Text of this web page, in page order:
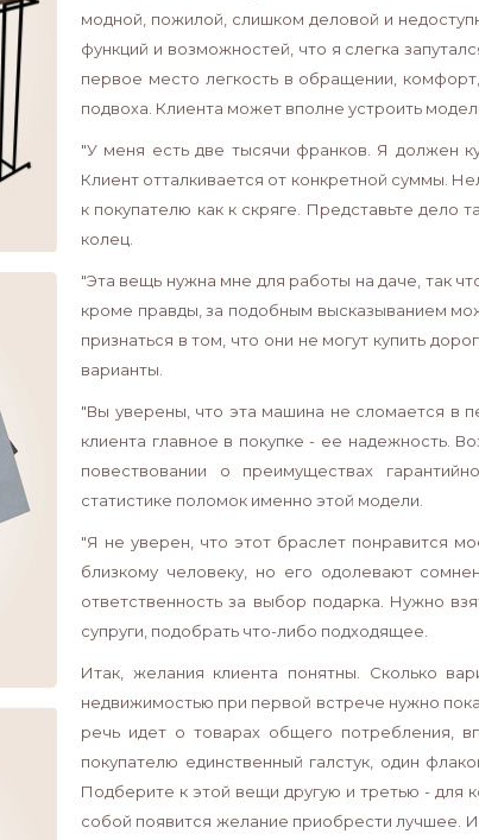
модной, пожилой, слишком деловой и
функций и возможностей, что я слегка
первое место легкость в обращении,
подвоха. Клиента может вполне устроить
"У меня есть две тысячи франков. Я должен
Клиент отталкивается от конкретной суммы.
к покупателю как к скряге. Представьте дело
колец.
"Эта вещь нужна мне для работы на даче, так
кроме правды, за подобным высказыванием
признаться в том, что они не могут купить
варианты.
"Вы уверены, что эта машина не сломается в
клиента главное в покупке - ее надежность.
повествовании о преимуществах
статистике поломок именно этой модели.
"Я не уверен, что этот браслет понравится
близкому человеку, но его одолевают
ответственность за выбор подарка. Нужно
супруги, подобрать что-либо подходящее.
Итак, желания клиента понятны. Сколько
недвижимостью при первой встрече нужно
речь идет о товарах общего потребления,
покупателю единственный галстук, один
Подберите к этой вещи другую и третью - для
собой появится желание приобрести лучшее.